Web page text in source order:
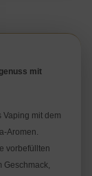
mit
Vaping mit dem
Aromen.
vorbefüllten
Geschmack,